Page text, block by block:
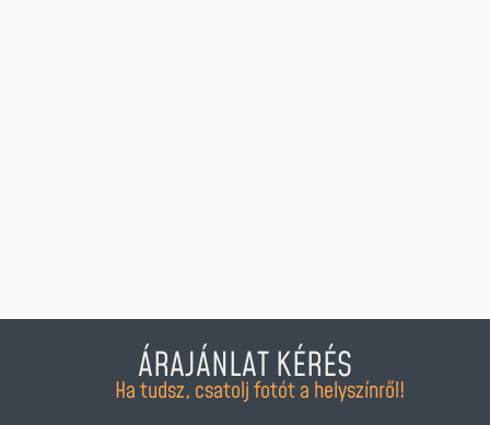
ÁRAJÁNLAT KÉRÉS
Ha tudsz, csatolj fotót a helyszínről!